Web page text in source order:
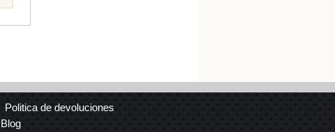
Politica de devoluciones
Blog